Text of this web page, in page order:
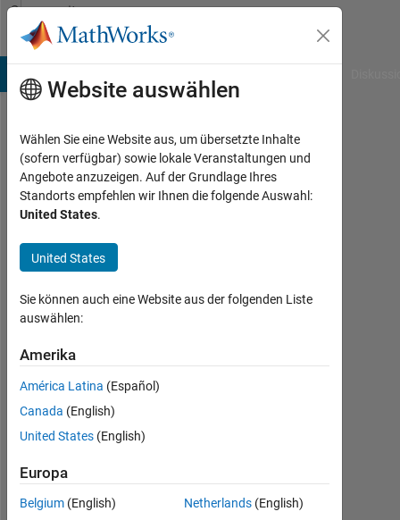
Weiter zum Inhalt
Community
Profile
VINAY
Last
seen: 4
Monate
vor
|
seit
2024
Followers:
Following:
Follow
Website auswählen
Wählen Sie eine Website aus, um übersetzte Inhalte
(sofern verfügbar) sowie lokale Veranstaltungen und
Angebote anzuzeigen. Auf der Grundlage Ihres
Standorts empfehlen wir Ihnen die folgende Auswahl:
United States.
United States
Sie können auch eine Website aus der folgenden Liste
auswählen:
Amerika
América Latina (Español)
Canada (English)
United States (English)
Europa
Belgium (English)
Netherlands (English)